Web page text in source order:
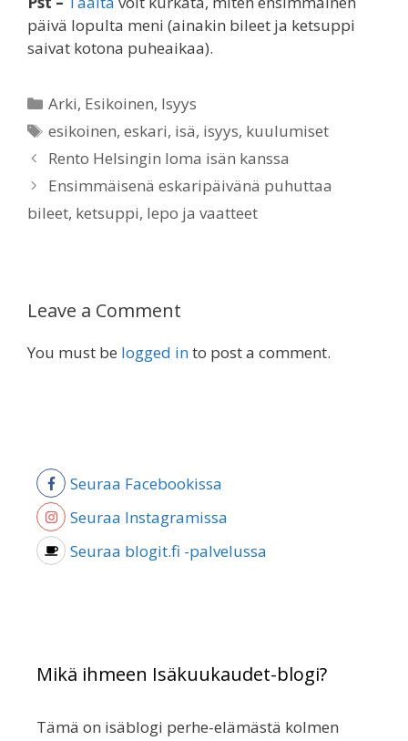
päivä lopulta meni (ainakin bileet ja ketsuppi
saivat kotona puheaikaa).
Categories
Arki, Esikoinen, Isyys
Tags
esikoinen,eskari, isä, isyys, kuulumiset
Rento Helsingin loma isän kanssa
Ensimmäisenä eskaripäivänä puhuttaa
bileet, ketsuppi, lepo ja vaatteet
Leave a Comment
You must be logged into post a comment.
Seuraa Facebookissa
Seuraa Instagramissa
Seuraa blogit.fi -palvelussa
Mikä ihmeen Isäkuukaudet-blogi?
Tämä on isäblogi perhe-elämästä kolmen